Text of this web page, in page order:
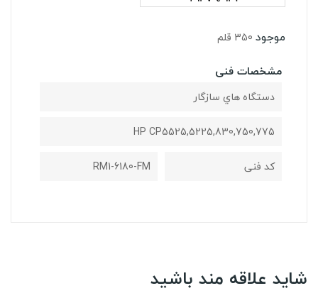
موجود 350 قلم
مشخصات فنی
دستگاه هاي سازگار
HP CP5525,5225,830,750,775
کد فنی
RM1-6180-FM
شاید علاقه مند باشید